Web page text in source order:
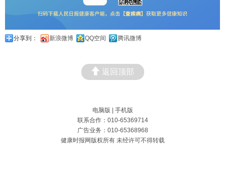
分享到： 新浪微博 QQ空间 腾讯微博
返回顶部
电脑版 | 手机版
联系合作：010-65369714
广告业务：010-65368968
健康时报网版权所有 未经许可不得转载